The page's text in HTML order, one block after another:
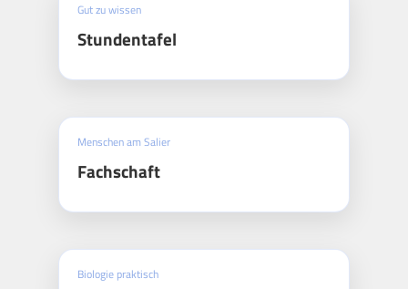
Gut zu wissen
Stundentafel
Menschen am Salier
Fachschaft
Biologie praktisch